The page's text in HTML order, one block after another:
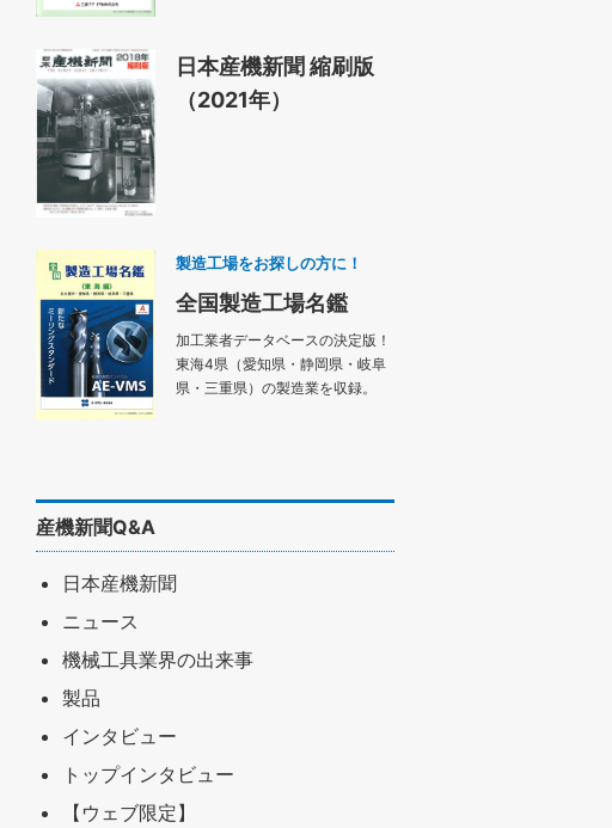
日本産機新聞 縮刷版
（2021年）
製造工場をお探しの方に！
全国製造工場名鑑
加工業者データベースの決定版！
東海4県（愛知県・静岡県・岐阜
県・三重県）の製造業を収録。
産機新聞Q&A
日本産機新聞
ニュース
機械工具業界の出来事
製品
インタビュー
トップインタビュー
【ウェブ限定】